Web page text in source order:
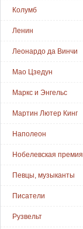
Колумб
Ленин
Леонардо да Винчи
Мао Цзедун
Маркс и Энгельс
Мартин Лютер Кинг
Наполеон
Нобелевская премия
Певцы, музыканты
Писатели
Рузвельт